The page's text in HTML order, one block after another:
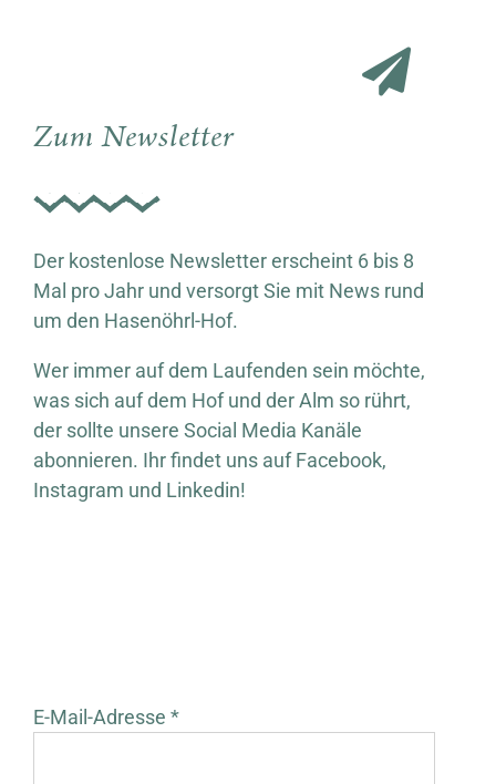
Zum Newsletter
Der kostenlose Newsletter erscheint 6 bis 8
Mal pro Jahr und versorgt Sie mit News rund
um den Hasenöhrl-Hof.
Wer immer auf dem Laufenden sein möchte,
was sich auf dem Hof und der Alm so rührt,
der sollte unsere Social Media Kanäle
abonnieren. Ihr findet uns auf Facebook,
Instagram und Linkedin!
E-Mail-Adresse *